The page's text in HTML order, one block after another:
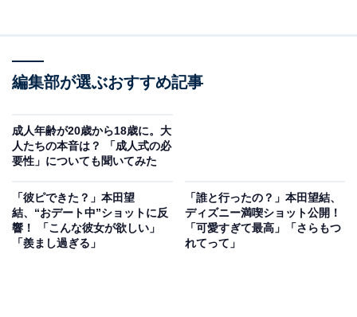
編集部が選ぶおすすめ記事
成人年齢が20歳から18歳に。大
人たちの本音は？ 「成人式の必
要性」についても聞いてみた
「彼ピできた？」本田望
結、“おデート中”ショットに反
響！ 「こんな彼女が欲しい」
「羨まし過ぎる」
「誰と行ったの？」本田望結、
ディズニー満喫ショット公開！
「可愛すぎて最高」「さらもつ
れてって」